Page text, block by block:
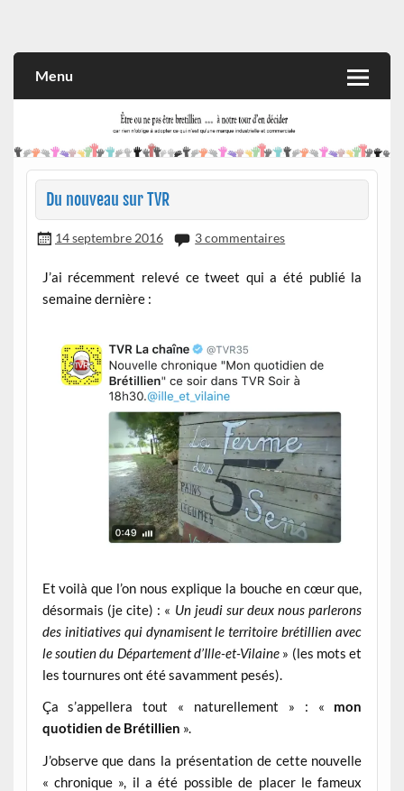
et commerciale
Menu
Du nouveau sur TVR
14 septembre 2016 3 commentaires
J’ai récemment relevé ce tweet qui a été publié la
semaine dernière :
Et voilà que l’on nous explique la bouche en cœur que,
désormais (je cite) : « Un jeudi sur deux nous parlerons
des initiatives qui dynamisent le territoire brétillien avec
le soutien du Département d’Ille-et-Vilaine » (les mots et
les tournures ont été savamment pesés).
Ça s’appellera tout « naturellement » : « mon
quotidien de Brétillien ».
J’observe que dans la présentation de cette nouvelle
« chronique », il a été possible de placer le fameux